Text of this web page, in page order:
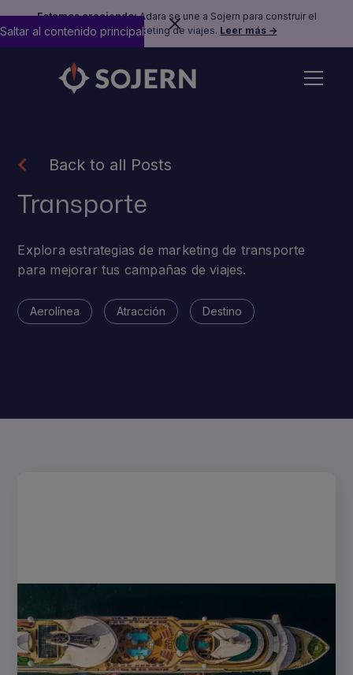
Estamos creciendo:Adara se une a Sojern para construir el
futuro del marketing de viajes. Leer más →
Saltar al contenido principal
Back to all Posts
Transporte
Explora estrategias de marketing de transporte
para mejorar tus campañas de viajes.
Aerolínea Atracción Destino